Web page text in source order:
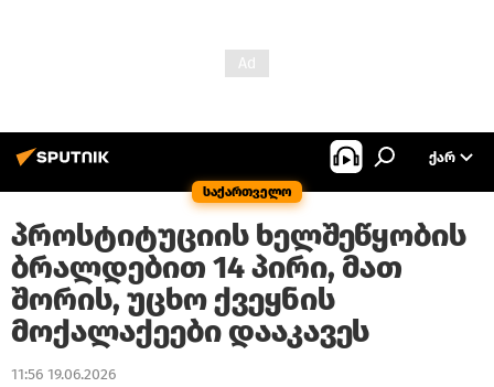
საქართველო
ᲥᲐᲠ
პროსტიტუციის ხელშეწყობის
ბრალდებით 14 პირი, მათ
შორის, უცხო ქვეყნის
მოქალაქეები დააკავეს
11:56 19.06.2026